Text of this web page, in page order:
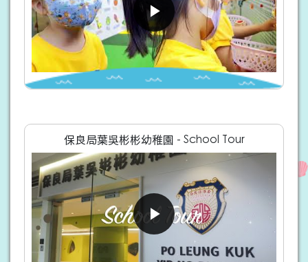
保良局葉吳彬彬幼稚園 - School Tour